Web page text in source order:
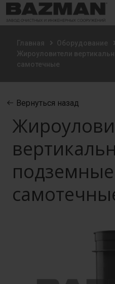
Главная Оборудование
Жироуловители
самотечные
Вернуться назад
подземные